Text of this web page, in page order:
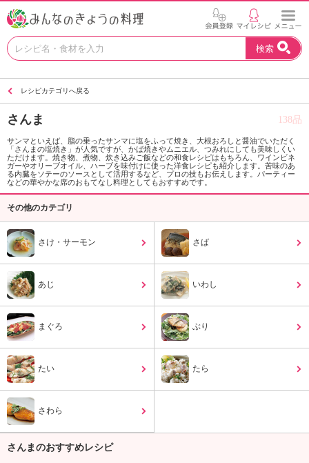
お
い
を
見
つ
け
よ
。
K
エ
ケ
ョ
「
検索
レシピカテゴリへ戻る
さんま 138品
サンマといえば、脂の乗ったサンマに塩をふって焼き、大根おろしと醤油でいただく
「さんまの塩焼き」が人気ですが、かば焼きやムニエル、つみれにしても美味しくい
ただけます。焼き物、煮物、炊き込みご飯などの和食レシピはもちろん、ワインビネ
ガーやオリーブオイル、ハーブを味付けに使った洋食レシピも紹介します。苦味のあ
る内臓をソテーのソースとして活用するなど、プロの技もお伝えします。パーティー
などの華やかな席のおもてなし料理としてもおすすめです。
その他のカテゴリ
さけ・サーモン さば
あじ いわし
まぐろ ぶり
たい たら
さわら
さんまのおすすめレシピ